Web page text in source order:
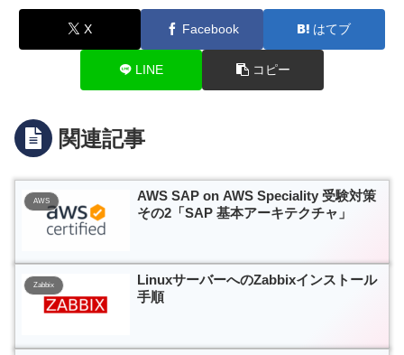
X Facebook はてブ
LINE コピー
関連記事
AWS
AWS SAP on AWS Speciality 受験対策
その2「SAP 基本アーキテクチャ」
Zabbix
LinuxサーバーへのZabbixインストール
手順